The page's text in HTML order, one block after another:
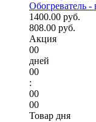
Обогреватель -
1400.00 руб.
808.00 руб.
Акция
00
дней
00
:
00
00
Товар дня